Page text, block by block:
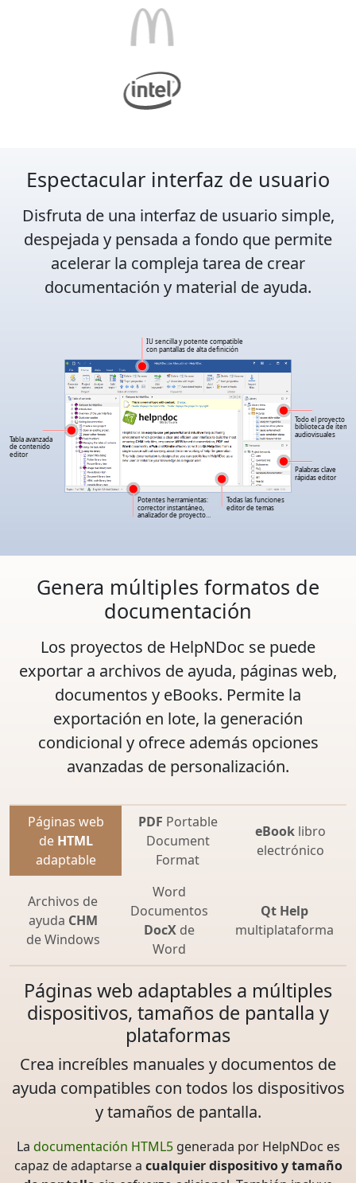
Espectacular interfaz de usuario
Disfruta de una interfaz de usuario simple,
despejada y pensada a fondo que permite
acelerar la compleja tarea de crear
documentación y material de ayuda.
IU sencilla y potente compatible
con pantallas de alta definición
Tabla avanzada
de contenido
editor
Todo el proyecto
biblioteca de ítems
audiovisuales
Palabras clave
rápidas editor
Potentes herramientas:
corrector instantáneo,
analizador de proyecto…
Todas las funciones
editor de temas
Genera múltiples formatos de
documentación
Los proyectos de HelpNDoc se puede
exportar a archivos de ayuda, páginas web,
documentos y eBooks. Permite la
exportación en lote, la generación
condicional y ofrece además opciones
avanzadas de personalización.
Páginas web
de HTML
adaptable
PDF Portable
Document
Format
eBooklibro
electrónico
Archivos de
ayuda CHM
de Windows
Word
Documentos
DocX de
Word
Qt Help
multiplataforma
Páginas web adaptables a múltiples
dispositivos, tamaños de pantalla y
plataformas
Crea increíbles manuales y documentos de
ayuda compatibles con todos los dispositivos
y tamaños de pantalla.
La documentación HTML5generada por HelpNDoc es
capaz de adaptarse a cualquier dispositivo y tamaño